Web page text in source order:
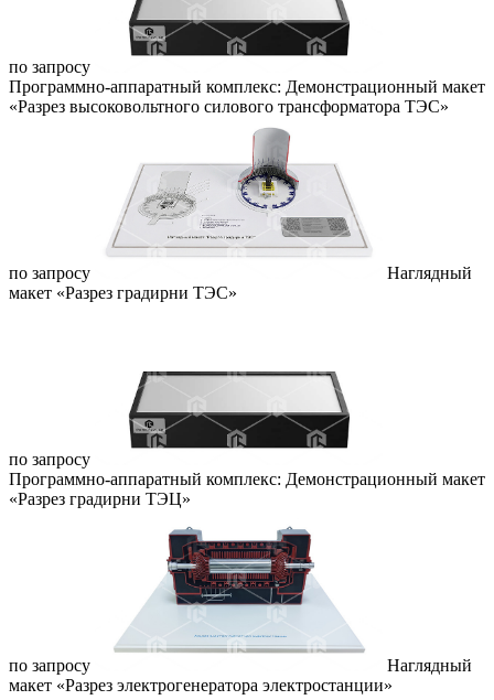
по запросу
Программно-аппаратный комплекс: Демонстрационный макет
«Разрез высоковольтного силового трансформатора ТЭС»
по запросу
Наглядный
макет «Разрез градирни ТЭС»
по запросу
Программно-аппаратный комплекс: Демонстрационный макет
«Разрез градирни ТЭЦ»
по запросу
Наглядный
макет «Разрез электрогенератора электростанции»